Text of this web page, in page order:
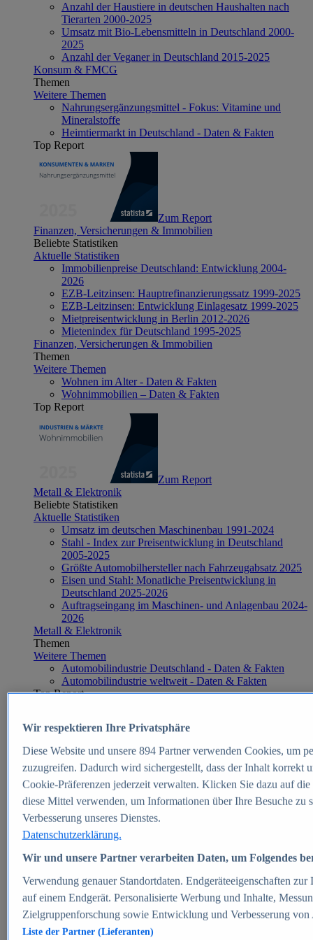
Anzahl der Haustiere in deutschen Haushalten nach
Tierarten 2000-2025
Umsatz mit Bio-Lebensmitteln in Deutschland 2000-
2025
Anzahl der Veganer in Deutschland 2015-2025
Konsum & FMCG
Themen
Weitere Themen
Nahrungsergänzungsmittel - Fokus: Vitamine und
Mineralstoffe
Heimtiermarkt in Deutschland - Daten & Fakten
Top Report
Zum Report
Finanzen, Versicherungen & Immobilien
Beliebte Statistiken
Aktuelle Statistiken
Immobilienpreise Deutschland: Entwicklung 2004-
2026
EZB-Leitzinsen: Hauptrefinanzierungssatz 1999-2025
EZB-Leitzinsen: Entwicklung Einlagesatz 1999-2025
Mietpreisentwicklung in Berlin 2012-2026
Mietenindex für Deutschland 1995-2025
Finanzen, Versicherungen & Immobilien
Themen
Weitere Themen
Wohnen im Alter - Daten & Fakten
Wohnimmobilien – Daten & Fakten
Top Report
Zum Report
Metall & Elektronik
Beliebte Statistiken
Aktuelle Statistiken
Umsatz im deutschen Maschinenbau 1991-2024
Stahl - Index zur Preisentwicklung in Deutschland
2005-2025
Größte Automobilhersteller nach Fahrzeugabsatz 2025
Eisen und Stahl: Monatliche Preisentwicklung in
Deutschland 2025-2026
Auftragseingang im Maschinen- und Anlagenbau 2024-
2026
Metall & Elektronik
Themen
Weitere Themen
Automobilindustrie Deutschland - Daten & Fakten
Automobilindustrie weltweit - Daten & Fakten
Top Report
Zum Report
E-commerce
Beliebte Statistiken
Aktuelle Statistiken
E-Commerce - Entwicklung des Umsatzes in
Deutschland 1999-2025
Umsatz von Amazon in Deutschland und weltweit
2010-2025
B2C-E-Commerce: Top-50 Online Shops in
Deutschland 2024
Marktanteile von Online-Zahlungsverfahren in
Deutschland 2024
Umsatzstarke Warengruppen im Online-Handel in
Deutschland 2023-2025
Wir respektieren Ihre Privatsphäre
Diese Website und unsere 894Partner verwenden Cookies, um
zuzugreifen. Dadurch wird sichergestellt, dass der Inhalt korrekt
Cookie-Präferenzen jederzeit verwalten. Klicken Sie dazu auf
diese Mittel verwenden, um Informationen über Ihre Besuche
Verbesserung unseres Dienstes.
Datenschutzerklärung.
Wir und unsere Partner verarbeiten Daten, um Folgendes
Verwendung genauer Standortdaten. Endgeräteeigenschaften
auf einem Endgerät. Personalisierte Werbung und Inhalte,
Zielgruppenforschung sowie Entwicklung und Verbesserung von
Liste der Partner (Lieferanten)